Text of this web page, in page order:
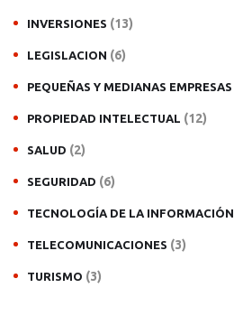
INVERSIONES (13)
LEGISLACION (6)
PEQUEÑAS Y MEDIANAS EMPRESAS
PROPIEDAD INTELECTUAL (12)
SALUD (2)
SEGURIDAD (6)
TECNOLOGÍA DE LA INFORMACIÓN
TELECOMUNICACIONES (3)
TURISMO (3)